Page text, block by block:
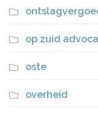
op zuid
oste
overheid